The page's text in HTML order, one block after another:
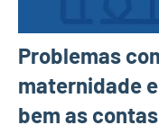
Problemas
maternidade
bem as contas